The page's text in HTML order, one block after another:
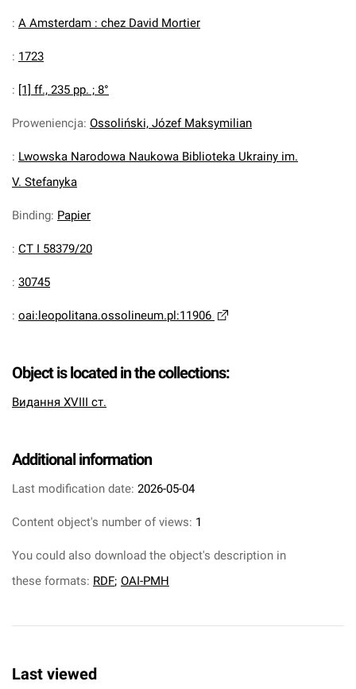
: A Amsterdam : chez David Mortier
: 1723
: [1] ff., 235 pp. ; 8°
Proweniencja: Ossoliński, Józef Maksymilian
: Lwowska Narodowa Naukowa Biblioteka Ukrainy im.
V. Stefanyka
Binding: Papier
: CT I 58379/20
: 30745
: oai:leopolitana.ossolineum.pl:11906
Object is located in the collections:
Видання XVIII ст.
Additional information
Last modification date: 2026-05-04
Content object's number of views: 1
You could also download the object's description in
these formats: RDF; OAI-PMH
Last viewed